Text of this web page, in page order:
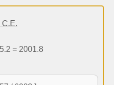
C.E.
= 2001.8